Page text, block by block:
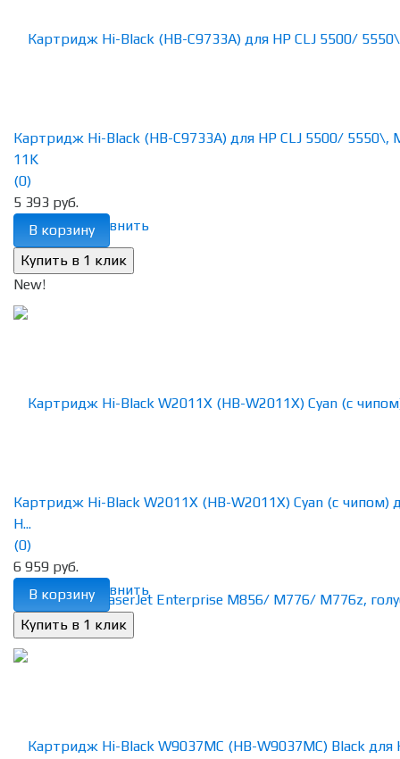
избранное сравнить
Картридж Hi-Black (HB-C9733A) для HP CLJ 5500/ 5550\,
11K
(0)
5 393 руб.
В корзину
New!
избранное сравнить
Картридж Hi-Black W2011X (HB-W2011X) Cyan (с чипом)
H...
(0)
6 959 руб.
В корзину